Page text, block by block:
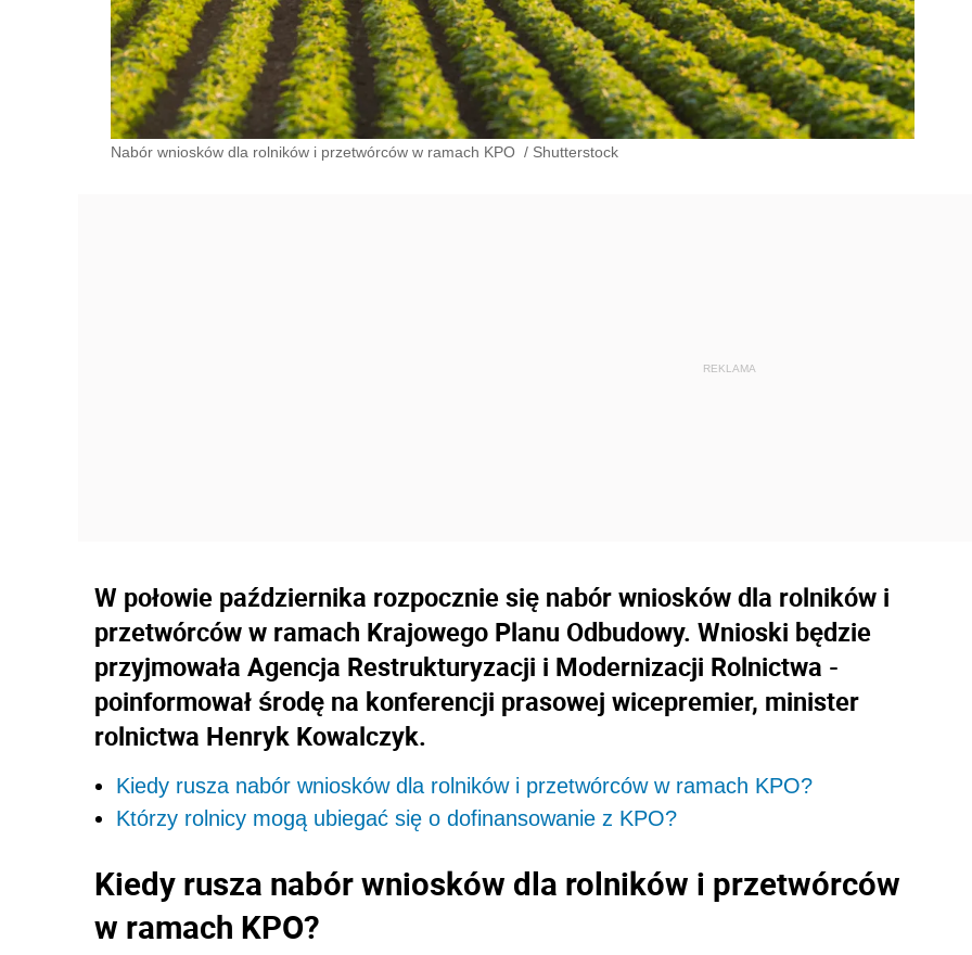
Nabór wniosków dla rolników i przetwórców w ramach KPO / Shutterstock
W połowie października rozpocznie się nabór wniosków dla rolników i
przetwórców w ramach Krajowego Planu Odbudowy. Wnioski będzie
przyjmowała Agencja Restrukturyzacji i Modernizacji Rolnictwa -
poinformował środę na konferencji prasowej wicepremier, minister
rolnictwa Henryk Kowalczyk.
Kiedy rusza nabór wniosków dla rolników i przetwórców w ramach KPO?
Którzy rolnicy mogą ubiegać się o dofinansowanie z KPO?
Kiedy rusza nabór wniosków dla rolników i przetwórców
w ramach KPO?